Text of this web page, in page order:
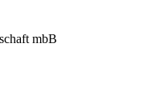
mbB